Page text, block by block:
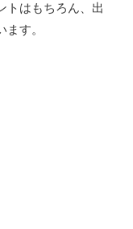
トはもちろん、出
す。